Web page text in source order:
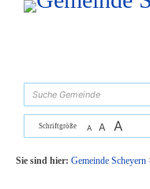
Zum Inhalt, zur Navigationoder
Schriftgröße A A A
Sie sind hier: Gemeinde Scheyern